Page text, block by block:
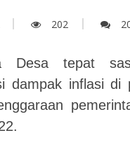
202
Desa tepat
dampak inflasi di